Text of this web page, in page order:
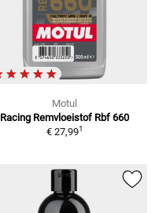
Motul
Racing Remvloeistof Rbf 660
€ 27,991